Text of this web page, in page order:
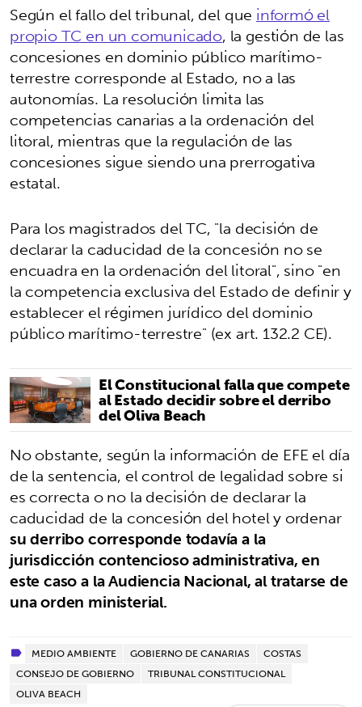
Según el fallo del tribunal, del queinformó el
propio TC en un comunicado, la gestión de las
concesiones en dominio público marítimo-
terrestre corresponde al Estado, no a las
autonomías. La resolución limita las
competencias canarias a la ordenación del
litoral, mientras que la regulación de las
concesiones sigue siendo una prerrogativa
estatal.
Para los magistrados del TC, "la decisión de
declarar la caducidad de la concesión no se
encuadra en la ordenación del litoral", sino "en
la competencia exclusiva del Estado de definir y
establecer el régimen jurídico del dominio
público marítimo-terrestre" (ex art. 132.2 CE).
El Constitucional falla que compete
al Estado decidir sobre el derribo
del Oliva Beach
No obstante, según la información de EFE el día
de la sentencia, el control de legalidad sobre si
es correcta o no la decisión de declarar la
caducidad de la concesión del hotel y ordenar
su derribo corresponde todavía a la
jurisdicción contencioso administrativa, en
este caso a la Audiencia Nacional, al tratarse de
una orden ministerial.
MEDIO AMBIENTE GOBIERNO DE CANARIAS
COSTAS
CONSEJO DE GOBIERNO
TRIBUNAL CONSTITUCIONAL
OLIVA BEACH